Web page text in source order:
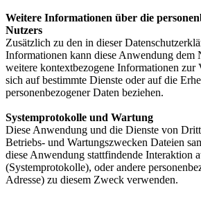
Weitere Informationen über die
Nutzers
Zusätzlich zu den in dieser
Informationen kann diese Anwendung dem
weitere kontextbezogene Informationen zur
sich auf bestimmte Dienste oder auf die
personenbezogener Daten beziehen.
Systemprotokolle und Wartung
Diese Anwendung und die Dienste von
Betriebs- und Wartungszwecken Dateien
diese Anwendung stattfindende Interaktion
(Systemprotokolle), oder andere
Adresse) zu diesem Zweck verwenden.